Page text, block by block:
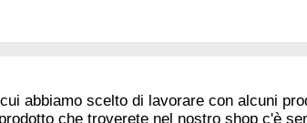
abbiamo scelto di lavorare con alcuni
che troverete nel nostro shop c'è